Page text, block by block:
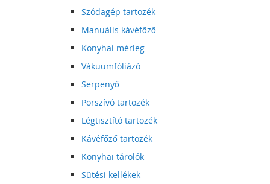
Szódagép tartozék
Manuális kávéfőző
Konyhai mérleg
Vákuumfóliázó
Serpenyő
Porszívó tartozék
Légtisztító tartozék
Kávéfőző tartozék
Konyhai tárolók
Sütési kellékek